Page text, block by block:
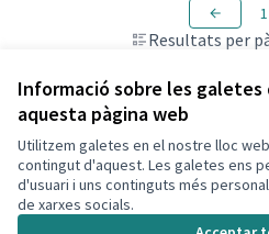
Informació sobre les galetes
aquesta pàgina web
Utilitzem galetes en el nostre lloc
contingut d'aquest. Les galetes ens
d'usuari i uns continguts més
de xarxes socials.
Resultats per
1
Termes i condicions d'ús
Configuració de les galetes
Decidim Calafell a X
(Enllaç extern)
Decidim Calafell a Facebook
Decidim Calafell a YouTube
Decidim Calafell a
(Enllaç extern)